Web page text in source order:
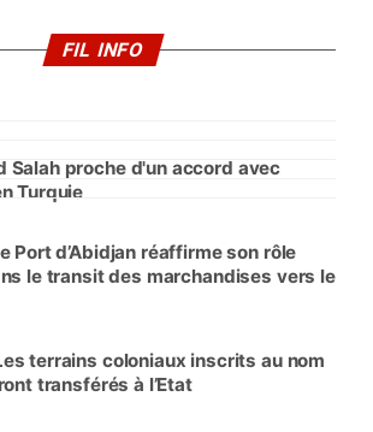
FIL INFO
Salah proche d'un accord avec
Turquie
Port d’Abidjan réaffirme son rôle
le transit des marchandises vers le
terrains coloniaux inscrits au nom
transférés à l’Etat